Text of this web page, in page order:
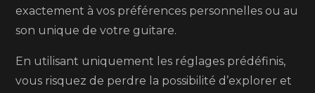
exactement à vos préférences personnelles ou au
son unique de votre guitare.
En utilisant uniquement les réglages prédéfinis,
vous risquez de perdre la possibilité d’explorer et